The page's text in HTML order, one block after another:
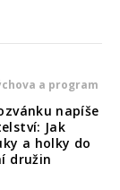
a program
napíše
Jak
a holky do
družin